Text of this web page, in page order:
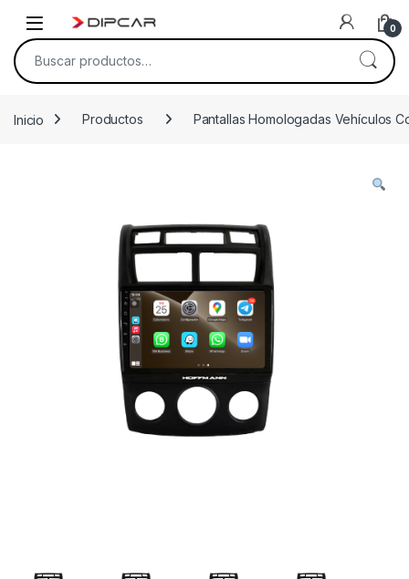
0
Buscar por:
Inicio Productos Pantallas Homologadas Vehículos